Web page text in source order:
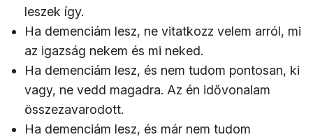
leszek így.
Ha demenciám lesz, ne vitatkozz velem arról, mi
az igazság nekem és mi neked.
Ha demenciám lesz, és nem tudom pontosan, ki
vagy, ne vedd magadra. Az én idővonalam
összezavarodott.
Ha demenciám lesz, és már nem tudom